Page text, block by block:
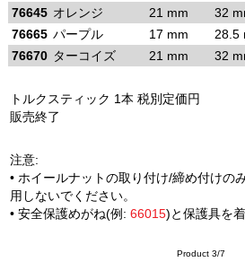
76645 オレンジ 21 mm 32
76665 パープル 17 mm 28.5
76670 ターコイズ 21 mm 32
トルクスティック 1本 税別定価円
販売終了
注意:
• ホイールナットの取り付け/締め付けの
用しないでください。
•安全保護めがね(例:66015)と保護具を
Product 3/7